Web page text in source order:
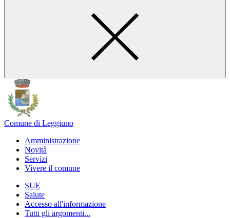
Comune di Leggiuno
Amministrazione
Novità
Servizi
Vivere il comune
SUE
Salute
Accesso all'informazione
Tutti gli argomenti...